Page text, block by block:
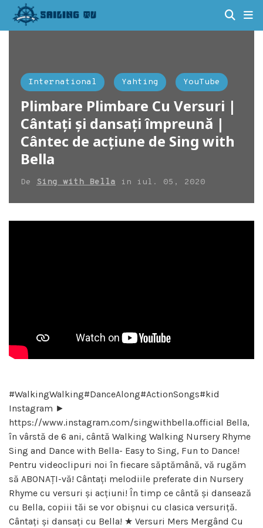
International Yahting YouTube
Plimbare Plimbare Cu Versuri |
Cântați și dansați împreună |
Cântec de acțiune de Sing with
Bella
De Sing with Bella in iul. 05, 2020
#WalkingWalking#DanceAlong#ActionSongs#kid
Instagram ►
https://www.instagram.com/singwithbella.official Bella,
în vârstă de 6 ani, cântă Walking Walking Nursery Rhyme
Sing and Dance with Bella- Easy to Sing, Fun to Dance!
Pentru videoclipuri noi în fiecare săptămână, vă rugăm
să ABONAȚI-vă! Cântați melodiile preferate din Nursery
Rhyme cu versuri și acțiuni! În timp ce cântă și dansează
cu Bella, copiii tăi se vor obișnui cu clasica versuriță.
Cântați și dansați cu Bella! ★ Versuri Mers Mergând Cu